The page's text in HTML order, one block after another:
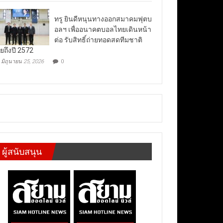
ทรู ยินดีหนุนทางออกสมาคมฟุตบ
อลฯ เพื่ออนาคตบอลไทยเดินหน้า
ต่อ รับสิทธิ์ถ่ายทอดสดทีมชาติ
ถึงปี 2572
มิถุนายน 25, 2026 0
ผู้สนับสนุน